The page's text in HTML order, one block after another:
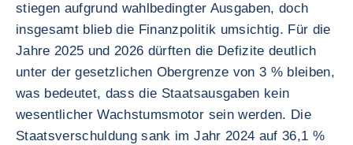
stiegen aufgrund wahlbedingter Ausgaben, doch
insgesamt blieb die Finanzpolitik umsichtig. Für die
Jahre 2025 und 2026 dürften die Defizite deutlich
unter der gesetzlichen Obergrenze von 3 % bleiben,
was bedeutet, dass die Staatsausgaben kein
wesentlicher Wachstumsmotor sein werden. Die
Staatsverschuldung sank im Jahr 2024 auf 36,1 %